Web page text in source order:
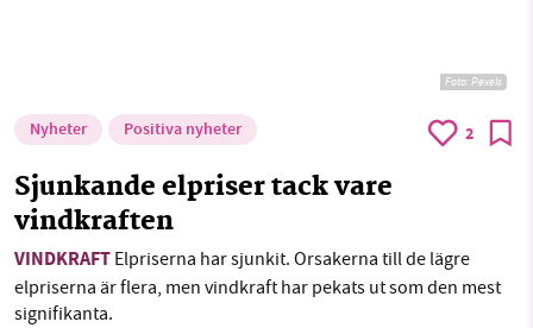
Foto:Pexels
Nyheter Positiva nyheter 2
Sjunkande elpriser tack vare
vindkraften
VINDKRAFT Elpriserna har sjunkit. Orsakerna till de lägre
elpriserna är flera, men vindkraft har pekats ut som den mest
signifikanta.